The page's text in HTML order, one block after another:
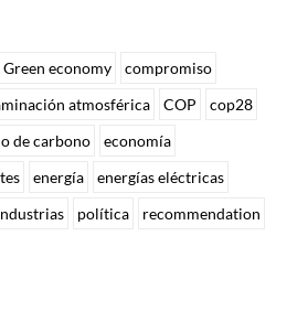
Green economy
compromiso
atmosférica COP
cop28
de carbono
economía
energía
energías eléctricas
política
recommendation